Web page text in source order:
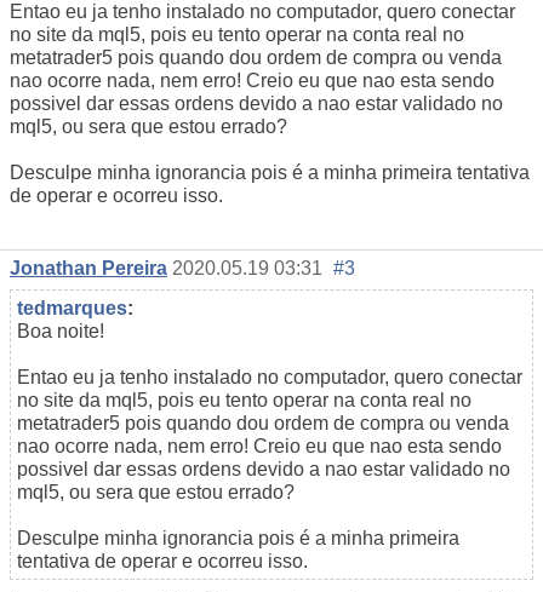
Entao eu ja tenho instalado no computador, quero conectar
no site da mql5, pois eu tento operar na conta real no
metatrader5 pois quando dou ordem de compra ou venda
nao ocorre nada, nem erro! Creio eu que nao esta sendo
possivel dar essas ordens devido a nao estar validado no
mql5, ou sera que estou errado?
Desculpe minha ignorancia pois é a minha primeira tentativa
de operar e ocorreu isso.
Jonathan Pereira 2020.05.19 03:31 #3
tedmarques:
Boa noite!
Entao eu ja tenho instalado no computador, quero conectar
no site da mql5, pois eu tento operar na conta real no
metatrader5 pois quando dou ordem de compra ou venda
nao ocorre nada, nem erro! Creio eu que nao esta sendo
possivel dar essas ordens devido a nao estar validado no
mql5, ou sera que estou errado?
Desculpe minha ignorancia pois é a minha primeira
tentativa de operar e ocorreu isso.